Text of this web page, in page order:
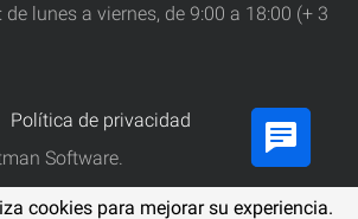
cookies para mejorar su experiencia.
lunes a viernes, de 9:00 a 18:00 (+ 3
Política de privacidad
Software.
reservados.